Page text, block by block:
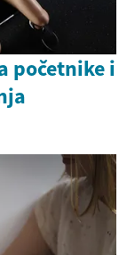
početnike i